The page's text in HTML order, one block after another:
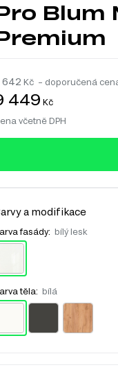
Blum
642 Kč – doporučená
449 Kč
včetně DPH
a modifikace
fasády: bílý lesk
těla: bílá